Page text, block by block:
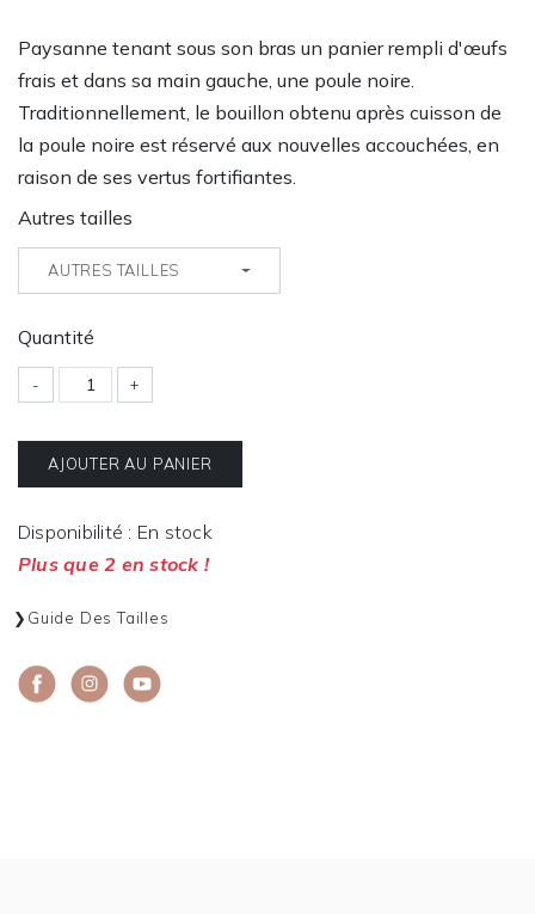
Paysanne tenant sous son bras un panier rempli d'œufs
frais et dans sa main gauche, une poule noire.
Traditionnellement, le bouillon obtenu après cuisson de
la poule noire est réservé aux nouvelles accouchées, en
raison de ses vertus fortifiantes.
Autres tailles
AUTRES TAILLES
Quantité
- +
AJOUTER AU PANIER
Disponibilité : En stock
Plus que 2 en stock !
Guide Des Tailles